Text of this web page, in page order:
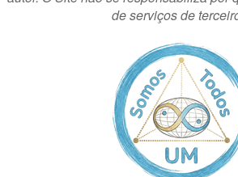
de serviços de